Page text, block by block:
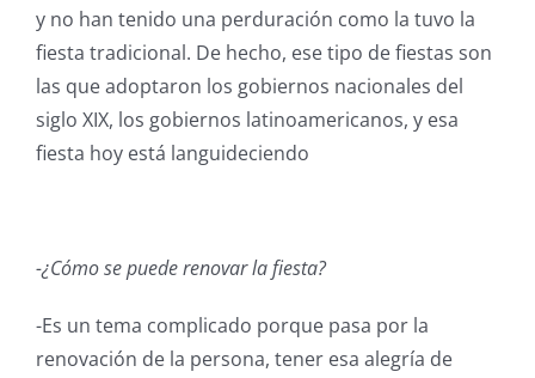
y no han tenido una perduración como la tuvo la
fiesta tradicional. De hecho, ese tipo de fiestas son
las que adoptaron los gobiernos nacionales del
siglo XIX, los gobiernos latinoamericanos, y esa
fiesta hoy está languideciendo
-¿Cómo se puede renovar la fiesta?
-Es un tema complicado porque pasa por la
renovación de la persona, tener esa alegría de